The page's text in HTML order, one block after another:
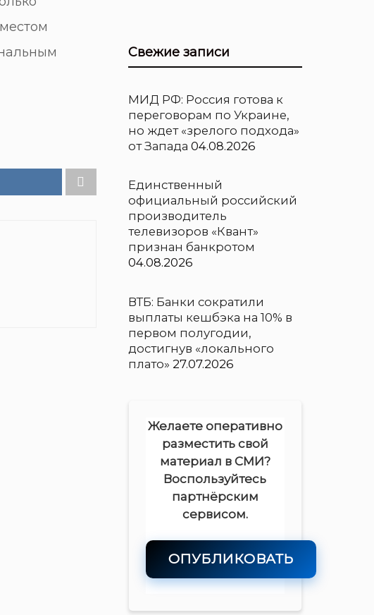
Свежие записи
МИД РФ: Россия готова к
переговорам по Украине,
но ждет «зрелого подхода»
от Запада 04.08.2026
Единственный
официальный российский
производитель
телевизоров «Квант»
признан банкротом
04.08.2026
ВТБ: Банки сократили
выплаты кешбэка на 10% в
первом полугодии,
достигнув «локального
плато» 27.07.2026
Желаете оперативно
разместить свой
материал в СМИ?
Воспользуйтесь
партнёрским
сервисом.
ОПУБЛИКОВАТЬ